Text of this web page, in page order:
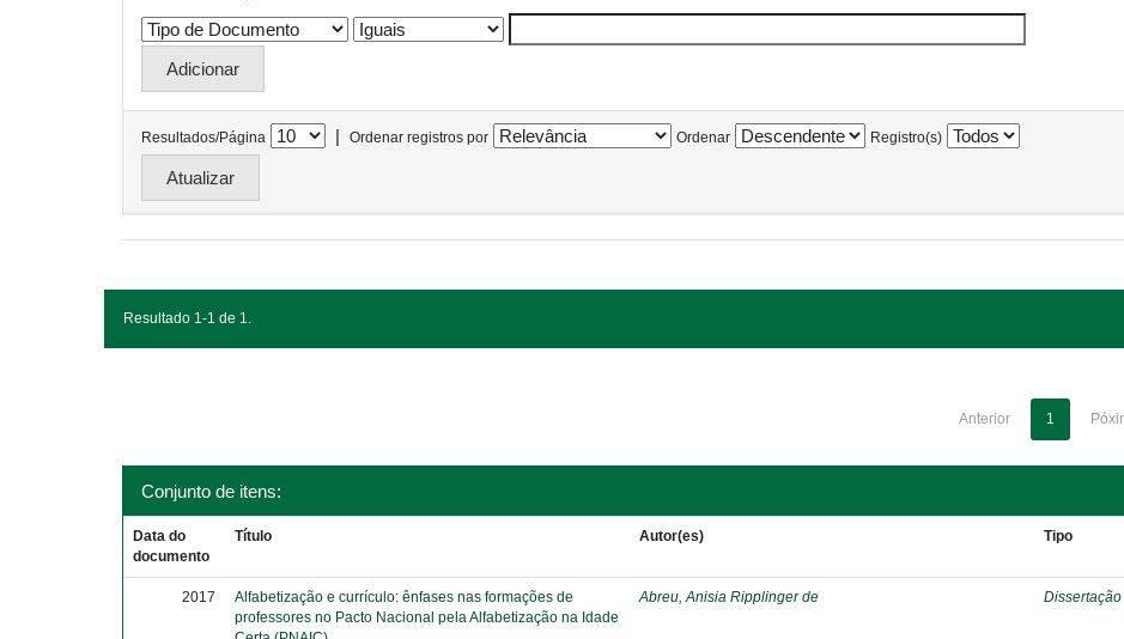
Resultados/Página | Ordenar registros por Ordenar Registro(s)
Resultado 1-1 de 1.
Anterior 1
Conjunto de itens:
Data do
documento
Título Autor(es) Tipo
2017
Alfabetização e currículo: ênfases nas formações de
professores no Pacto Nacional pela Alfabetização na Idade
Abreu, Anisia Ripplinger de Dissertação